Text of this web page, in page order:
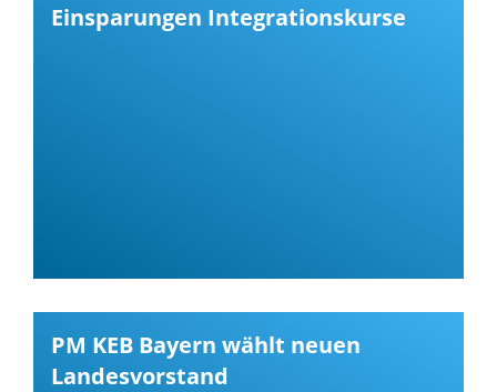
Einsparungen Integrationskurse
PM KEB Bayern wählt neuen
Landesvorstand